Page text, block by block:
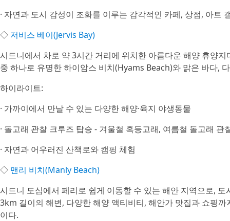
· 자연과 도시 감성이 조화를 이루는 감각적인 카페, 상점, 아트
◇ 저비스 베이(Jervis Bay)
시드니에서 차로 약 3시간 거리에 위치한 아름다운 해양 휴양
중 하나로 유명한 하이암스 비치(Hyams Beach)와 맑은 바다,
하이라이트:
· 가까이에서 만날 수 있는 다양한 해양·육지 야생동물
· 돌고래 관찰 크루즈 탑승 - 겨울철 혹등고래, 여름철 돌고래 관
· 자연과 어우러진 산책로와 캠핑 체험
◇ 맨리 비치(Manly Beach)
시드니 도심에서 페리로 쉽게 이동할 수 있는 해안 지역으로,
3km 길이의 해변, 다양한 해양 액티비티, 해안가 맛집과 쇼핑
이다.